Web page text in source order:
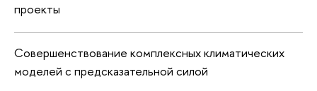
проекты
Совершенствование комплексных климатических
моделей с предсказательной силой